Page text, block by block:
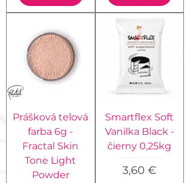
Prášková telová
farba 6g -
Fractal Skin
Tone Light
Powder
Smartflex Soft
Vanilka Black -
čierny 0,25kg
Cena
3,60 €